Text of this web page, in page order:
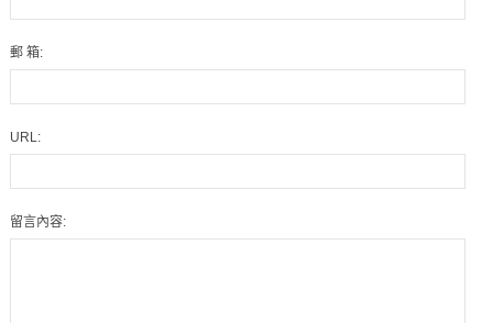
郵 箱:
URL:
留言內容: